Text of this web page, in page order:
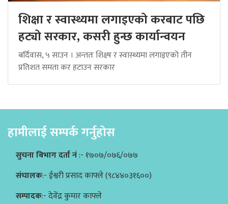
शिक्षा र स्वास्थ्यमा लगाइएको करबाट पछि
हट्यो सरकार, कसरी हुन्छ कार्यान्वयन
बर्दिवास, ५ साउन । अन्ततः शिक्ष्ष र स्वास्थ्यमा लगाइएको तीन
प्रतिशत समता कर हटाउन सरकार
हामीलाई सम्पर्क गर्नुहोस
सुचना बिभाग दर्ता नं:- १७०७/०७६/०७७
संचालक:- ईश्वरी प्रसाद काफ्ले (९८४४०३१६००)
सम्पादक:- देवेंद्र कुमार काफ्ले